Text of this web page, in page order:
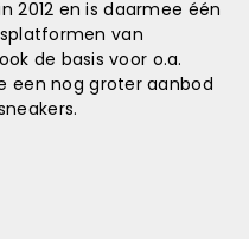
2012 en is daarmee één
van
de basis voor o.a.
een nog groter aanbod